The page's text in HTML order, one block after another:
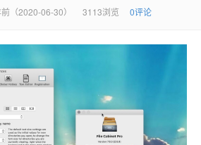
（2020-06-30） 3113浏览 0评论